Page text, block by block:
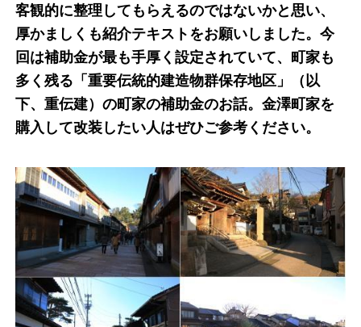
客観的に整理してもらえるのではないかと思い、
厚かましくも紹介テキストをお願いしました。今
回は補助金が最も手厚く設定されていて、町家も
多く残る「重要伝統的建造物群保存地区」（以
下、重伝建）の町家の補助金のお話。金澤町家を
購入して改装したい人はぜひご参考ください。